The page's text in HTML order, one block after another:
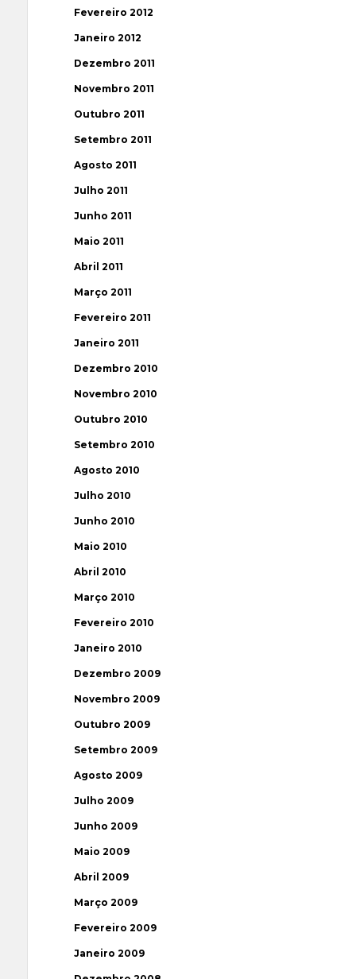
Fevereiro 2012
Janeiro 2012
Dezembro 2011
Novembro 2011
Outubro 2011
Setembro 2011
Agosto 2011
Julho 2011
Junho 2011
Maio 2011
Abril 2011
Março 2011
Fevereiro 2011
Janeiro 2011
Dezembro 2010
Novembro 2010
Outubro 2010
Setembro 2010
Agosto 2010
Julho 2010
Junho 2010
Maio 2010
Abril 2010
Março 2010
Fevereiro 2010
Janeiro 2010
Dezembro 2009
Novembro 2009
Outubro 2009
Setembro 2009
Agosto 2009
Julho 2009
Junho 2009
Maio 2009
Abril 2009
Março 2009
Fevereiro 2009
Janeiro 2009